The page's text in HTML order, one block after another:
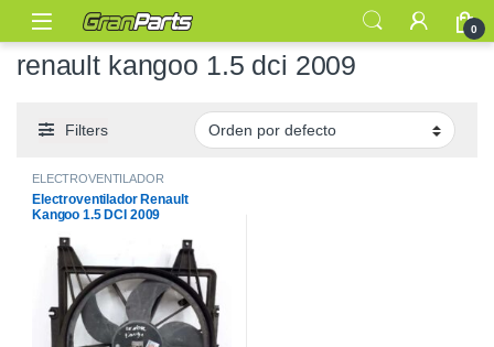
0
renault kangoo 1.5 dci 2009
Filters
ELECTROVENTILADOR
Electroventilador Renault
Kangoo 1.5 DCI 2009